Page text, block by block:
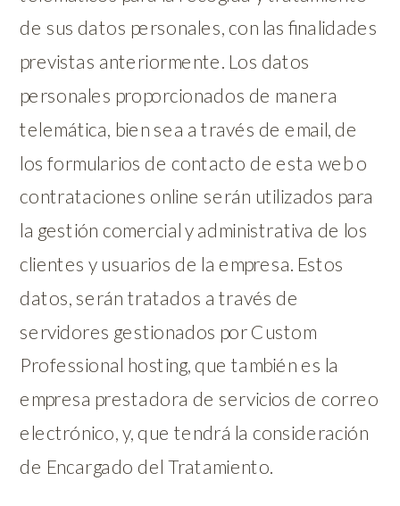
de sus datos personales, con las finalidades
previstas anteriormente. Los datos
personales proporcionados de manera
telemática, bien sea a través de email, de
los formularios de contacto de esta web o
contrataciones online serán utilizados para
la gestión comercial y administrativa de los
clientes y usuarios de la empresa. Estos
datos, serán tratados a través de
servidores gestionados por Custom
Professional hosting, que también es la
empresa prestadora de servicios de correo
electrónico, y, que tendrá la consideración
de Encargado del Tratamiento.